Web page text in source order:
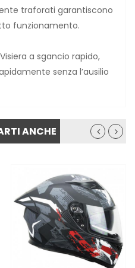
traforati garantiscono
funzionamento.
Visiera a sgancio rapido,
senza l’ausilio
ANCHE